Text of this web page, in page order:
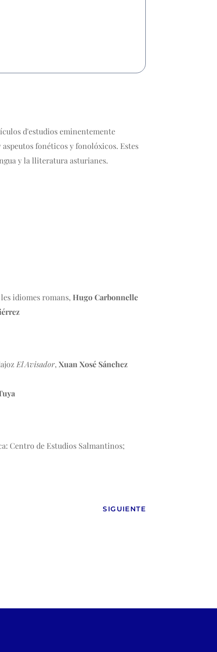
d'estudios eminentemente
fonéticos y fonolóxicos. Estes
y la lliteratura asturianes.
idiomes romans, Hugo Carbonnelle
El Avisador, Xuan Xosé Sánchez
Centro de Estudios Salmantinos;
SIGUIENTE